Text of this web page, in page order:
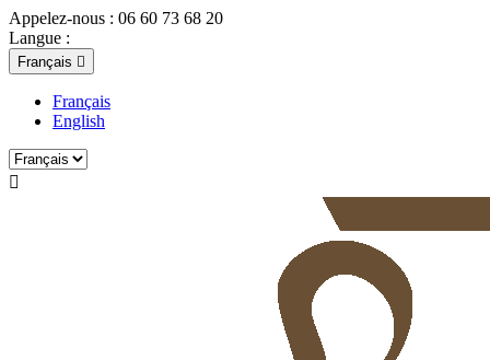
Appelez-nous : 06 60 73 68 20
Langue :
Français 
Français
English
